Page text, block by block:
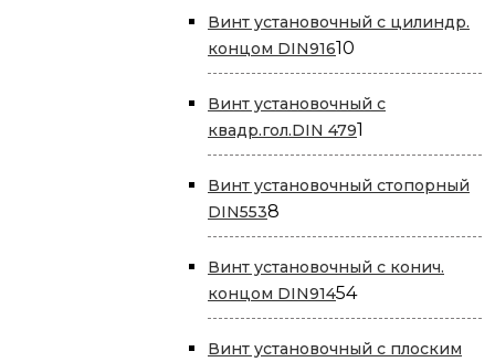
Винт установочный с цилиндр.
концом DIN91610
товаров
Винт установочный с
квадр.гол.DIN 4791
товар
Винт установочный стопорный
DIN5538
товаров
Винт установочный с конич.
концом DIN9145454
товара
Винт установочный с плоским